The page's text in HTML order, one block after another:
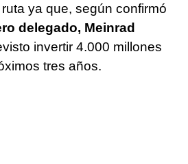
ya que, según confirmó
delegado, Meinrad
invertir 4.000 millones
tres años.